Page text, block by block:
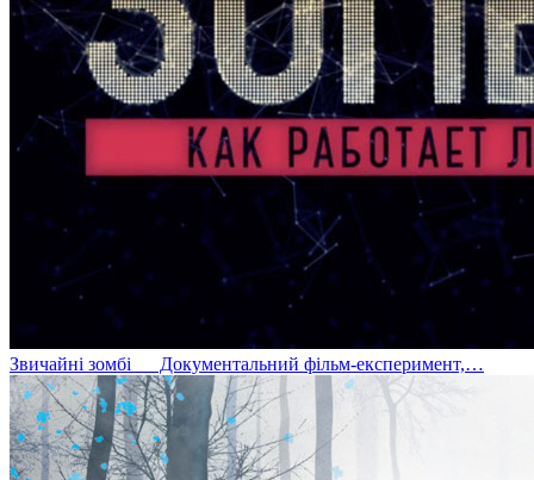
Звичайні зомбі Документальний фільм-експеримент,…